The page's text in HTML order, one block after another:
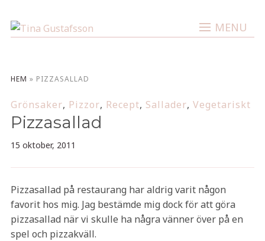
MENU
HEM » PIZZASALLAD
Grönsaker, Pizzor, Recept, Sallader, Vegetariskt
Pizzasallad
15 oktober, 2011
Pizzasallad på restaurang har aldrig varit någon
favorit hos mig. Jag bestämde mig dock för att göra
pizzasallad när vi skulle ha några vänner över på en
spel och pizzakväll.